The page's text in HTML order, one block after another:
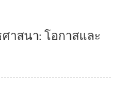
าสนา: โอกาสและ